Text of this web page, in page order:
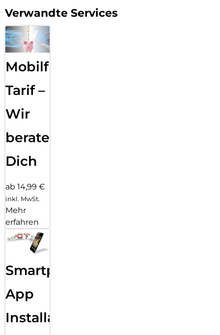
Verwandte Services
Mobilfunk
Tarif –
Wir
beraten
Dich
ab 14,99 €
inkl. MwSt.
Mehr
erfahren
Smartphone
App
Installation